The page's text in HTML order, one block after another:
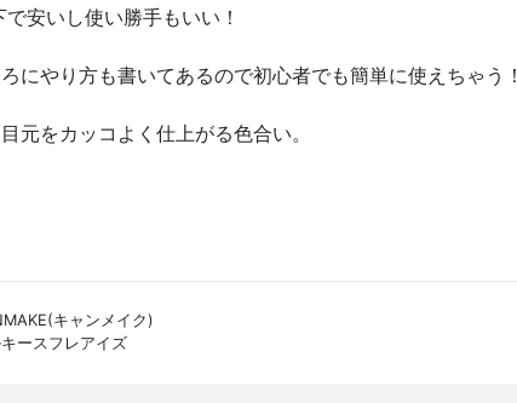
安いし使い勝手もいい！
にやり方も書いてあるので初心者でも簡単に使えちゃう！
元をカッコよく仕上がる色合い。
キャンメイク)
ースフレアイズ